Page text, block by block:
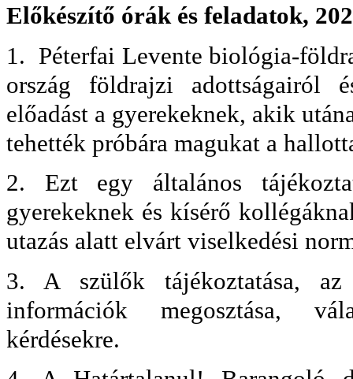
Előkészítő órák és feladatok,
1. Péterfai Levente biológia-
ország földrajzi adottságairól
előadást a gyerekeknek, akik
tehették próbára magukat a
2. Ezt egy általános
gyerekeknek és kísérő
utazás alatt elvárt viselkedési
3. A szülők tájékoztatása, az
információk megosztása,
kérdésekre.